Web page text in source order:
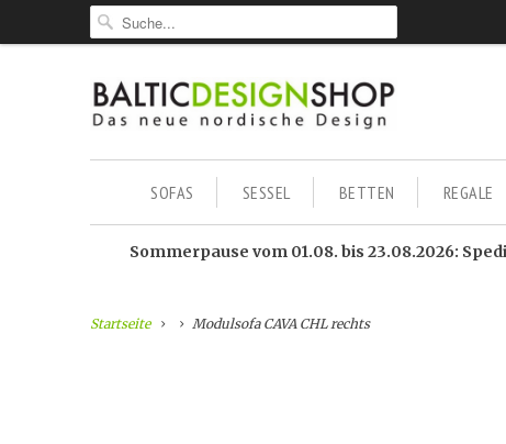
SOFAS SESSEL BETTEN REGALE
Sommerpause vom 01.08. bis 23.08.2026:
Startseite Modulsofa CAVA CHL rechts